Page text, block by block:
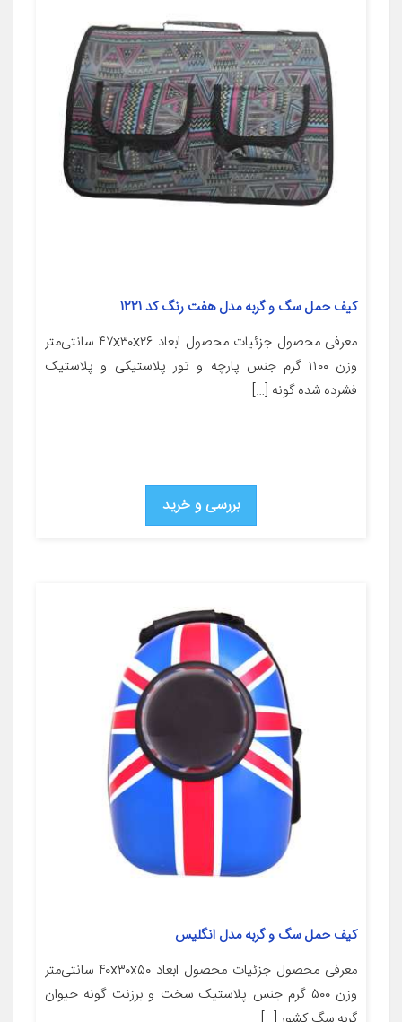
کیف حمل سگ و گربه مدل هفت رنگ کد 1221
معرفی محصول جزئیات محصول ابعاد ۴۷x۳۰x۲۶ سانتی‌متر
وزن ۱۱۰۰ گرم جنس پارچه و تور پلاستیکی و پلاستیک
فشرده شده گونه […]
بررسی و خرید
کیف حمل سگ و گربه مدل انگلیس
معرفی محصول جزئیات محصول ابعاد ۴۰x۳۰x۵۰ سانتی‌متر
وزن ۵۰۰ گرم جنس پلاستیک سخت و برزنت گونه حیوان